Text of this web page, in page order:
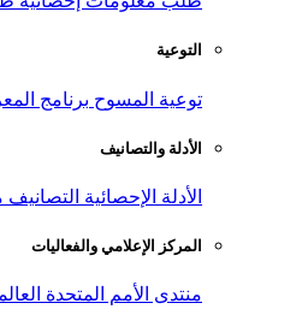
التوعية
توعية المسوح برنامج
الأدلة والتصانيف
الأدلة الإحصائية التصانيف
المركز الإعلامي والفعاليات
منتدى الأمم المتحدة